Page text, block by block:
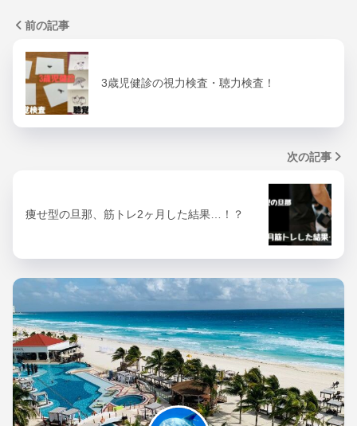
前の記事
3歳児健診の視力検査・聴力検査！
次の記事
痩せ型の旦那、筋トレ2ヶ月した結果…！？